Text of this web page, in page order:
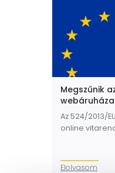
Megszűnik
Az 524/2013/
online
elérhetővé kell
Elolvasom